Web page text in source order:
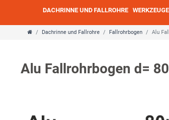
DACHRINNE UND FALLROHRE
Dachrinne und Fallrohre Fallrohrbogen Alu
Alu Fallrohrbogen d=